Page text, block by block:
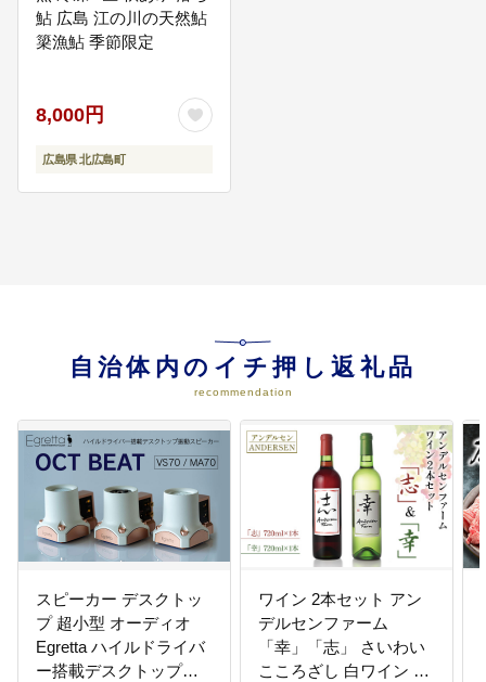
境の構築や、生涯学習としての
「学び」をまちづくりに生かす活
動を推進します
09
9.協働によるまちづくり(芸北地域
振興協議会の活動支援)
芸北地域振興協議会の活動を支援
し、住民と行政との協働によるま
ちづくりを推進します
10
10.協働によるまちづくり(大朝地
域協議会の活動支援)
大朝地域協議会の活動を支援し、
住民と行政との協働によるまちづ
鮎 広島 江の川の天然鮎
簗漁鮎 季節限定
8,000円
広島県 北広島町
自治体内のイチ押し返礼品
recommendation
スピーカー デスクトッ
プ 超小型 オーディオ
Egretta ハイルドライバ
ー搭載デスクトップ振
ワイン 2本セット アン
デルセンファーム
「幸」「志」 さいわい
こころざし 白ワイン 赤